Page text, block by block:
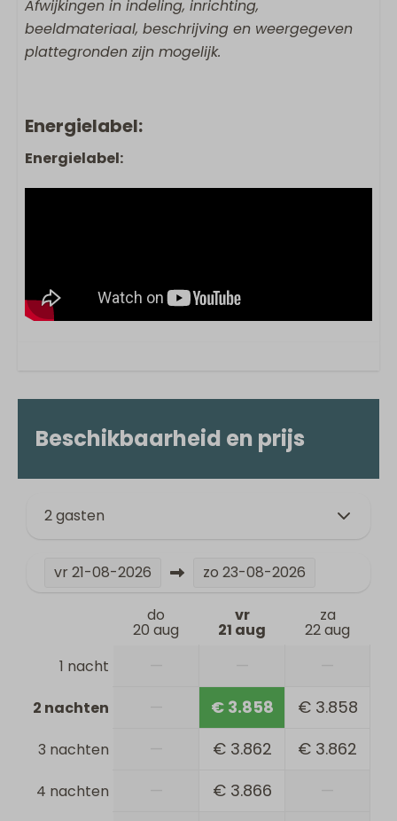
Afwijkingen in indeling, inrichting,
beeldmateriaal, beschrijving en weergegeven
plattegronden zijn mogelijk.
Energielabel:
Energielabel:
Beschikbaarheid en prijs
2 gasten
vr 21-08-2026 zo 23-08-2026
do
20 aug
vr
21 aug
za
22 aug
1 nacht
2 nachten € 3.858 € 3.858
3 nachten € 3.862 € 3.862
4 nachten € 3.866